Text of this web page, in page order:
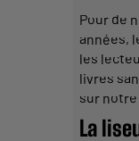
Pour de
années,
les
livres
sur notre
La